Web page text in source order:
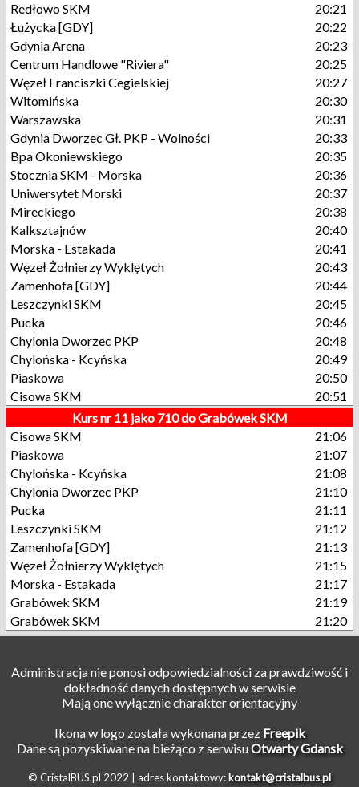
Redłowo SKM
20:21
Łużycka [GDY]
20:22
Gdynia Arena
20:23
Centrum Handlowe "Riviera"
20:25
Węzeł Franciszki Cegielskiej
20:27
Witomińska
20:30
Warszawska
20:31
Gdynia Dworzec Gł. PKP - Wolności
20:33
Bpa Okoniewskiego
20:35
Stocznia SKM - Morska
20:36
Uniwersytet Morski
20:37
Mireckiego
20:38
Kalksztajnów
20:40
Morska - Estakada
20:41
Węzeł Żołnierzy Wyklętych
20:43
Zamenhofa [GDY]
20:44
Leszczynki SKM
20:45
Pucka
20:46
Chylonia Dworzec PKP
20:48
Chylońska - Kcyńska
20:49
Piaskowa
20:50
Cisowa SKM
20:51
Kurs nr 11 jako 710 do Grabówek SKM
Cisowa SKM
21:06
Piaskowa
21:07
Chylońska - Kcyńska
21:08
Chylonia Dworzec PKP
21:10
Pucka
21:11
Leszczynki SKM
21:12
Zamenhofa [GDY]
21:13
Węzeł Żołnierzy Wyklętych
21:15
Morska - Estakada
21:17
Grabówek SKM
21:19
Grabówek SKM
21:20
Administracja nie ponosi odpowiedzialności za prawdziwość i
dokładność danych dostępnych w serwisie
Mają one wyłącznie charakter orientacyjny
Ikona w logo została wykonana przez Freepik
Dane są pozyskiwane na bieżąco z serwisuOtwarty Gdansk
© CristalBUS.pl 2022 | adres kontaktowy: kontakt@cristalbus.pl